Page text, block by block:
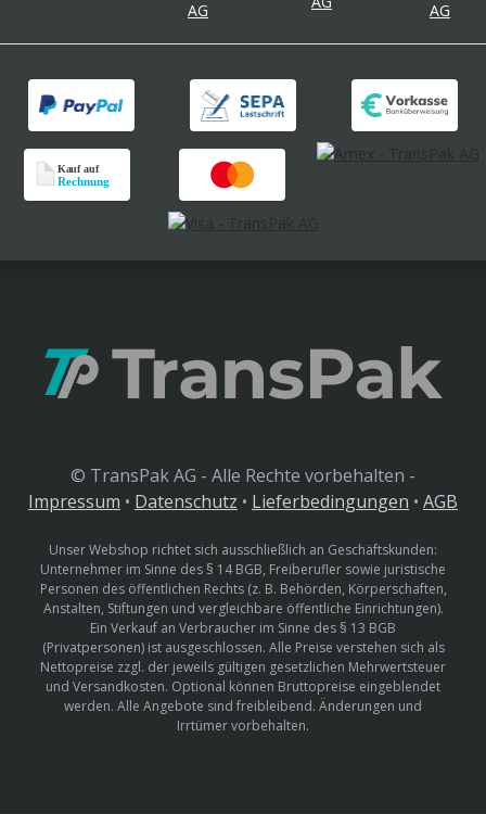
© TransPak AG - Alle Rechte vorbehalten -
Impressum • Datenschutz • Lieferbedingungen • AGB
Unser Webshop richtet sich ausschließlich an Geschäftskunden:
Unternehmer im Sinne des § 14 BGB, Freiberufler sowie juristische
Personen des öffentlichen Rechts (z. B. Behörden, Körperschaften,
Anstalten, Stiftungen und vergleichbare öffentliche Einrichtungen).
Ein Verkauf an Verbraucher im Sinne des § 13 BGB
(Privatpersonen) ist ausgeschlossen. Alle Preise verstehen sich als
Nettopreise zzgl. der jeweils gültigen gesetzlichen Mehrwertsteuer
und Versandkosten. Optional können Bruttopreise eingeblendet
werden. Alle Angebote sind freibleibend. Änderungen und
Irrtümer vorbehalten.